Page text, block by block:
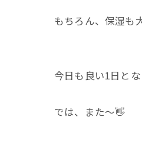
もちろん、保湿も
今日も良い1日と
では、また〜👋